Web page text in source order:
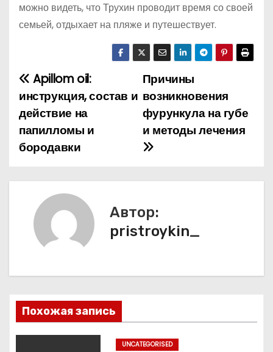
можно видеть, что Трухин проводит время со своей
семьей, отдыхает на пляже и путешествует.
Н
а
в
г
п
о
Причины
возникновения
фурункула на губе
и методы лечения
Apillom oil:
инструкция, состав и
действие на
папилломы и
бородавки
Автор:
pristroykin_
Похожая запись
UNCATEGORISED